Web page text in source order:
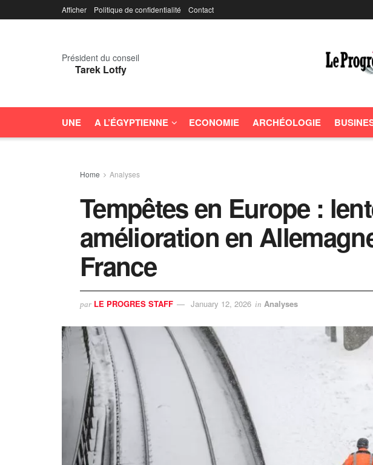
Afficher Politique de confidentialité Contact
Président du conseil
Tarek Lotfy
UNE A L’ÉGYPTIENNE ECONOMIE ARCHÉOLOGIE
Home Analyses
Tempêtes en Europe :
amélioration en
France
par LE PROGRES STAFF January 12, 2026 in Analyses